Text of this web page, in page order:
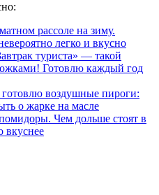
рассоле на зиму.
легко и вкусно
туриста» — такой
Готовлю каждый год
воздушные пироги:
о жарке на масле
Чем дольше стоят в
вкуснее